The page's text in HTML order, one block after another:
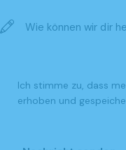
Ich stimme zu, dass
erhoben und